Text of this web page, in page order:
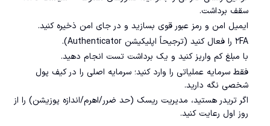
سقف برداشت.
ایمیل امن و رمز عبور قوی بسازید و در جای امن ذخیره کنید.
۲FA را فعال کنید (ترجیحاً اپلیکیشن Authenticator).
با مبلغ کم واریز کنید و یک برداشت تست انجام دهید.
فقط سرمایه عملیاتی را وارد کنید؛ سرمایه اصلی را در کیف پول
شخصی نگه دارید.
اگر تریدر هستید، مدیریت ریسک (حد ضرر/اهرم/اندازه پوزیشن) را از
روز اول رعایت کنید.